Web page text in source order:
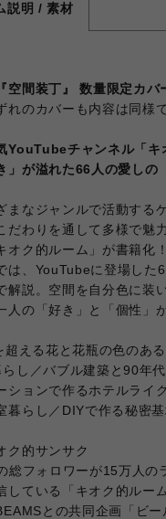
説明 / 素材
空間装丁』 数量限定カ
れのカバーも内容は同様で
YouTubeチャンネル「キ
」が溢れた66人の愛しの
まなジャンルで活動する
だわりを通して多様で魅
オク的ルーム」が書籍化！
は、YouTubeに登場した
解説。空間を自分色に装
人の「好き」と「個性」
超える花と花瓶の色のあ
らし／バブル建築と90年
ションで作るホテルライ
暮らし／DIYで作る秘密
ク的サンサク
総フォロワーが15万人の
している「キオク的ルー
との共同企画「ビ